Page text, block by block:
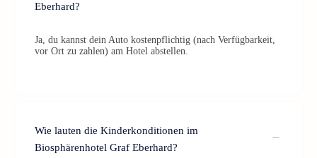
Eberhard?
Ja, du kannst dein Auto kostenpflichtig (nach Verfügbarkeit,
vor Ort zu zahlen) am Hotel abstellen.
Wie lauten die Kinderkonditionen im
Biosphärenhotel Graf Eberhard?